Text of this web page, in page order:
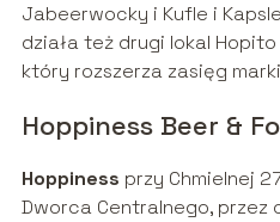
Jabeerwocky i Kufle i
działa też drugi lokal
który rozszerza zasięg
Hoppiness Beer &
Hoppiness przy Chmielnej
Dworca Centralnego, przez